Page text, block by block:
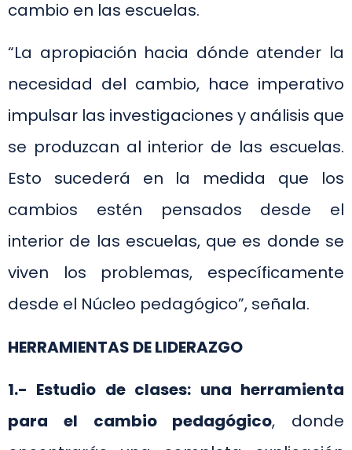
cambio en las escuelas.
“La apropiación hacia dónde atender la
necesidad del cambio, hace imperativo
impulsar las investigaciones y análisis que
se produzcan al interior de las escuelas.
Esto sucederá en la medida que los
cambios estén pensados desde el
interior de las escuelas, que es donde se
viven los problemas, específicamente
desde el Núcleo pedagógico”, señala.
HERRAMIENTAS DE LIDERAZGO
1.- Estudio de clases: una herramienta
para el cambio pedagógico, donde